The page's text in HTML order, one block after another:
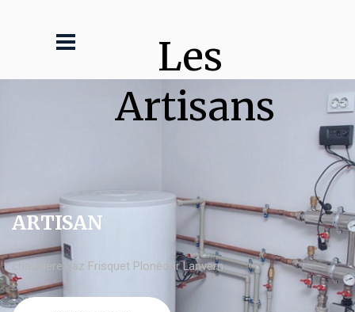
Les
Artisans
ARTISAN
chaudière gaz Frisquet Plonéour Lanvern